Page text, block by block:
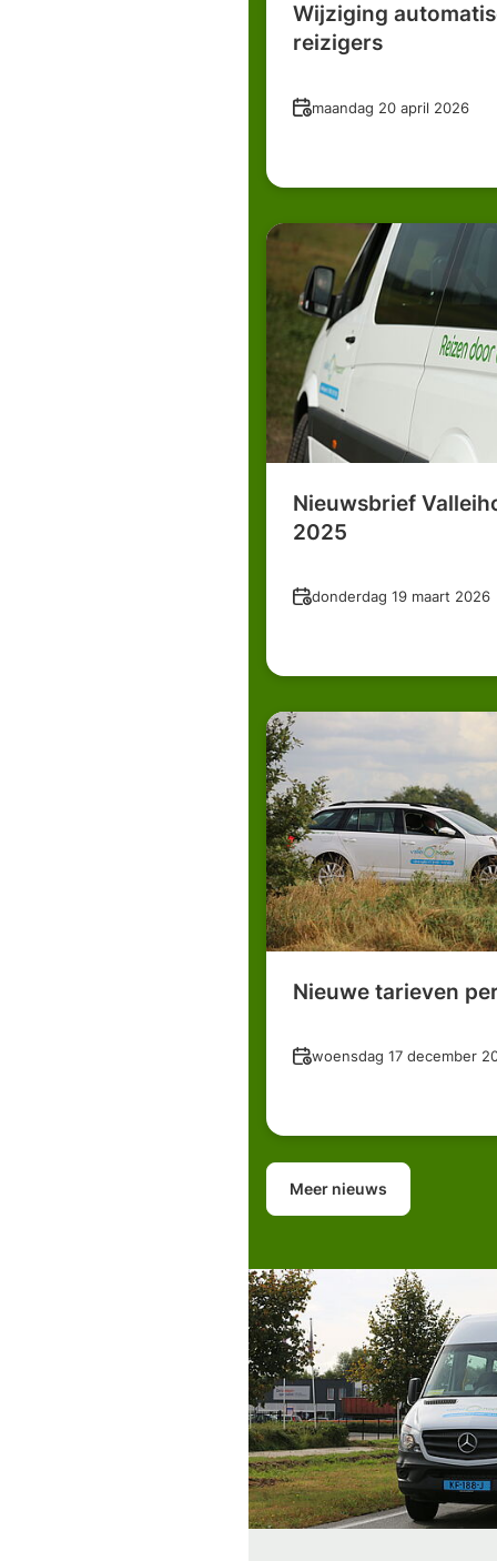
Wijziging
reizigers
Datum
maandag 20 april 2026
Nieuwsbrief
2025
Datum
donderdag 19 maart 2026
Nieuwe tarieven
Datum
woensdag 17 december
Meer nieuws